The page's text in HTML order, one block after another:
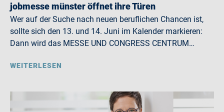
jobmesse münster öffnet ihre Türen
Wer auf der Suche nach neuen beruflichen Chancen ist,
sollte sich den 13. und 14. Juni im Kalender markieren:
Dann wird das MESSE UND CONGRESS CENTRUM…
WEITERLESEN